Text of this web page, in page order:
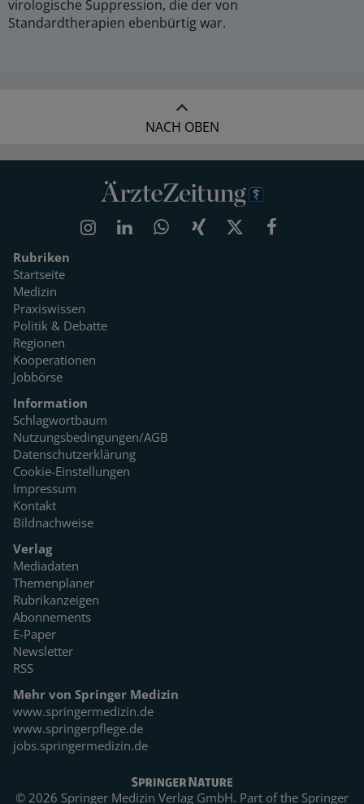
virologische Suppression, die der von
Standardtherapien ebenbürtig war.
NACH OBEN
Rubriken
Startseite
Medizin
Praxiswissen
Politik & Debatte
Regionen
Kooperationen
Jobbörse
Information
Schlagwortbaum
Nutzungsbedingungen/AGB
Datenschutzerklärung
Cookie-Einstellungen
Impressum
Kontakt
Bildnachweise
Verlag
Mediadaten
Themenplaner
Rubrikanzeigen
Abonnements
E-Paper
Newsletter
RSS
Mehr von Springer Medizin
www.springermedizin.de
www.springerpflege.de
jobs.springermedizin.de
© 2026 Springer Medizin Verlag GmbH. Part of the Springer